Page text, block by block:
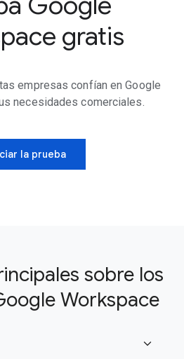
gratis
empresas confían en Google
necesidades comerciales.
la prueba
sobre los
Workspace
expand_more